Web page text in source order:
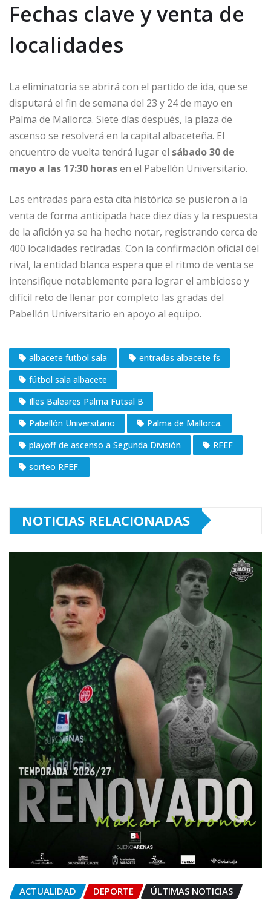
Fechas clave y venta de
localidades
La eliminatoria se abrirá con el partido de ida, que se
disputará el fin de semana del 23 y 24 de mayo en
Palma de Mallorca. Siete días después, la plaza de
ascenso se resolverá en la capital albaceteña. El
encuentro de vuelta tendrá lugar el sábado 30 de
mayo a las 17:30 horasen el Pabellón Universitario.
Las entradas para esta cita histórica se pusieron a la
venta de forma anticipada hace diez días y la respuesta
de la afición ya se ha hecho notar, registrando cerca de
400 localidades retiradas. Con la confirmación oficial del
rival, la entidad blanca espera que el ritmo de venta se
intensifique notablemente para lograr el ambicioso y
difícil reto de llenar por completo las gradas del
Pabellón Universitario en apoyo al equipo.
albacete futbol sala
entradas albacete fs
fútbol sala albacete
Illes Baleares Palma Futsal B
Pabellón Universitario
Palma de Mallorca.
playoff de ascenso a Segunda División
RFEF
sorteo RFEF.
NOTICIAS RELACIONADAS
ACTUALIDAD DEPORTE ÚLTIMAS NOTICIAS